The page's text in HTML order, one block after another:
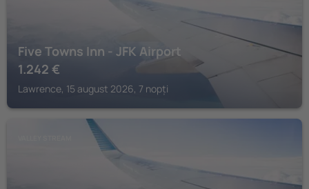
Five Towns Inn - JFK Airport
1.242 €
Lawrence, 15 august 2026, 7 nopți